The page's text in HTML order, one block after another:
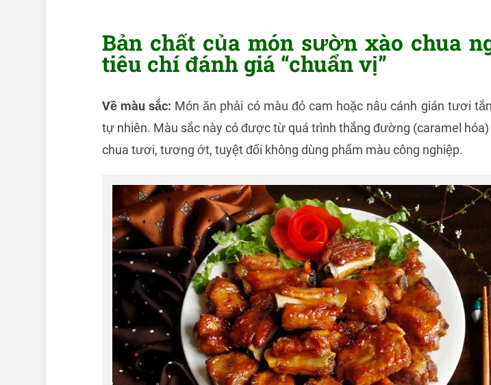
Bản chất của món sườn xào chua
tiêu chí đánh giá “chuẩn vị”
Về màu sắc: Món ăn phải có màu đỏ cam hoặc nâu cánh gián tươi
tự nhiên. Màu sắc này có được từ quá trình thắng đường (caramel
chua tươi, tương ớt, tuyệt đối không dùng phẩm màu công nghiệp.